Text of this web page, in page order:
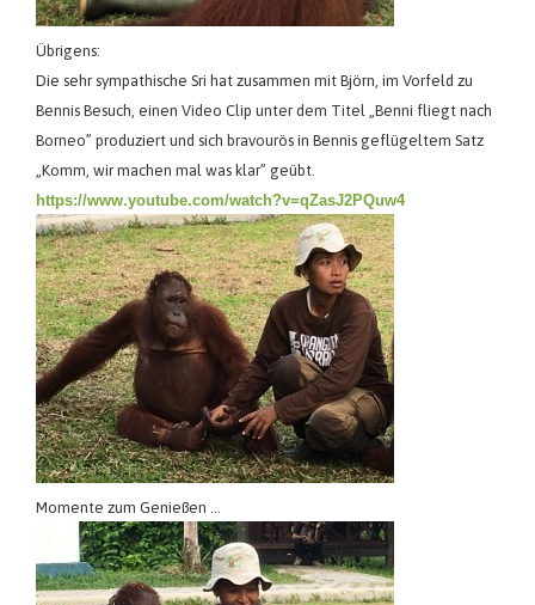
Übrigens:
Die sehr sympathische Sri hat zusammen mit Björn, im Vorfeld zu
Bennis Besuch, einen Video Clip unter dem Titel „Benni fliegt nach
Borneo” produziert und sich bravourös in Bennis geflügeltem Satz
„Komm, wir machen mal was klar” geübt.
https://www.youtube.com/watch?v=qZasJ2PQuw4
Momente zum Genießen …